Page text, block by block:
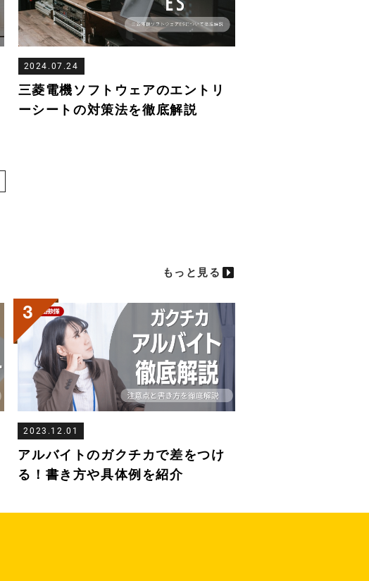
2024.07.24
三菱電機ソフトウェアのエントリ
ーシートの対策法を徹底解説
もっと見る
2023.12.01
アルバイトのガクチカで差をつけ
る！書き方や具体例を紹介